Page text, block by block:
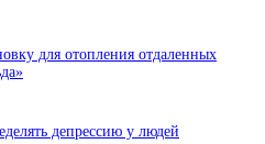
для отопления отдаленных
депрессию у людей